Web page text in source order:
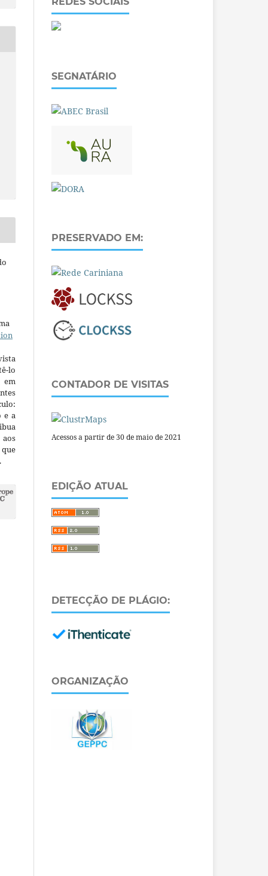
lo
em
e a
SEGNATÁRIO
PRESERVADO EM:
CONTADOR DE VISITAS
Acessos a partir de 30 de maio de 2021
EDIÇÃO ATUAL
DETECÇÃO DE PLÁGIO:
ORGANIZAÇÃO